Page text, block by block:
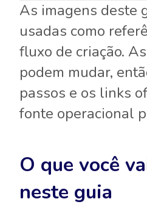
As imagens deste
usadas como
fluxo de criação.
podem mudar,
passos e os links
fonte operacional
O que você
neste guia